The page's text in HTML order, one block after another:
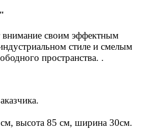
внимание своим эффектным
стиле и смелым
пространства. .
высота 85 см, ширина 30см.